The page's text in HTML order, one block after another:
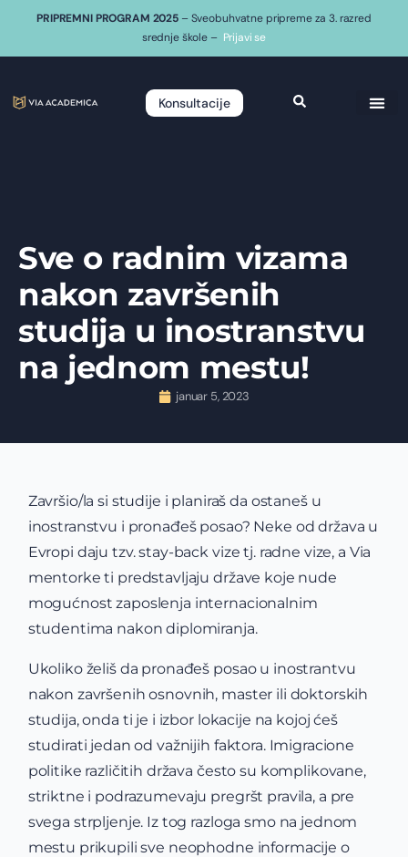
PRIPREMNI PROGRAM 2025 – Sveobuhvatne pripreme za 3. razred
srednje škole – Prijavi se
Konsultacije
Sve o radnim vizama
nakon završenih
studija u inostranstvu
na jednom mestu!
januar 5, 2023
Završio/la si studije i planiraš da ostaneš u
inostranstvu i pronađeš posao? Neke od država u
Evropi daju tzv. stay-back vize tj. radne vize, a Via
mentorke ti predstavljaju države koje nude
mogućnost zaposlenja internacionalnim
studentima nakon diplomiranja.
Ukoliko želiš da pronađeš posao u inostrantvu
nakon završenih osnovnih, master ili doktorskih
studija, onda ti je i izbor lokacije na kojoj ćeš
studirati jedan od važnijih faktora. Imigracione
politike različitih država često su komplikovane,
striktne i podrazumevaju pregršt pravila, a pre
svega strpljenje. Iz tog razloga smo na jednom
mestu prikupili sve neophodne informacije o